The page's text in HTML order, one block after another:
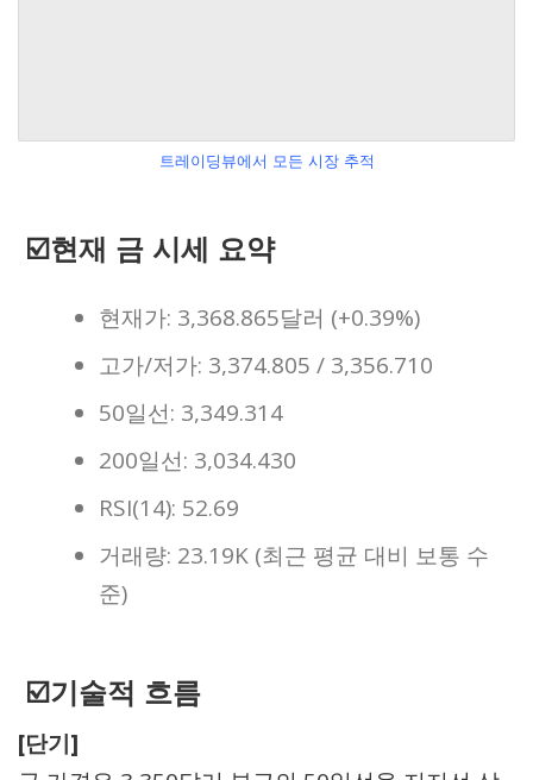
트레이딩뷰에서 모든 시장 추적
☑️현재 금 시세 요약
현재가: 3,368.865달러 (+0.39%)
고가/저가: 3,374.805 / 3,356.710
50일선: 3,349.314
200일선: 3,034.430
RSI(14): 52.69
거래량: 23.19K (최근 평균 대비 보통 수
준)
☑️기술적 흐름
[단기]